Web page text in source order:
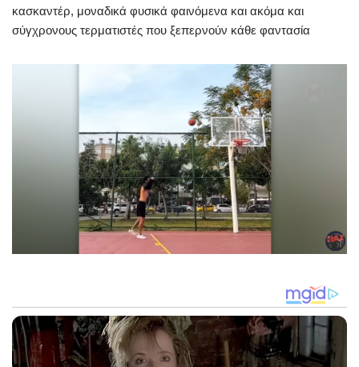
κασκαντέρ, μοναδικά φυσικά φαινόμενα και ακόμα και
σύγχρονους τερματιστές που ξεπερνούν κάθε φαντασία